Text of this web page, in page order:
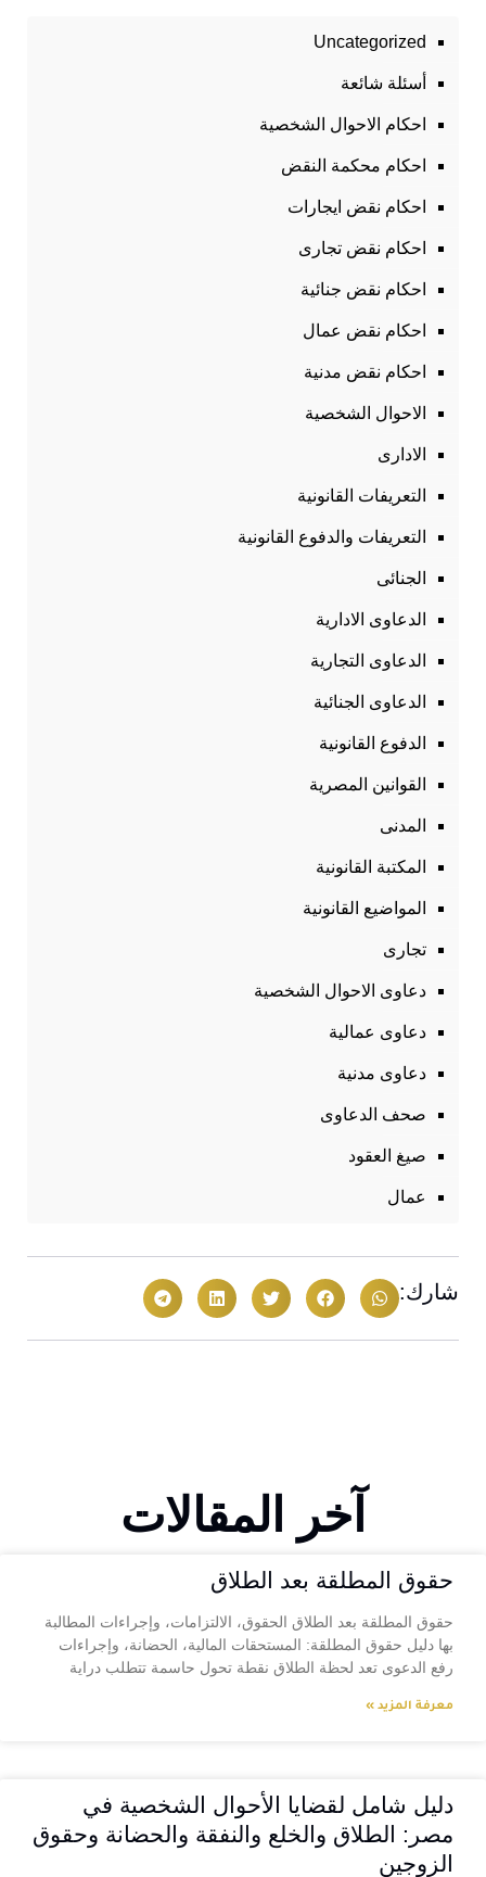
Uncategorized
أسئلة شائعة
احكام الاحوال الشخصية
احكام محكمة النقض
احكام نقض ايجارات
احكام نقض تجارى
احكام نقض جنائية
احكام نقض عمال
احكام نقض مدنية
الاحوال الشخصية
الادارى
التعريفات القانونية
التعريفات والدفوع القانونية
الجنائى
الدعاوى الادارية
الدعاوى التجارية
الدعاوى الجنائية
الدفوع القانونية
القوانين المصرية
المدنى
المكتبة القانونية
المواضيع القانونية
تجارى
دعاوى الاحوال الشخصية
دعاوى عمالية
دعاوى مدنية
صحف الدعاوى
صيغ العقود
عمال
شارك:
آخر المقالات
حقوق المطلقة بعد الطلاق
حقوق المطلقة بعد الطلاق الحقوق، الالتزامات، وإجراءات المطالبة
بها دليل حقوق المطلقة: المستحقات المالية، الحضانة، وإجراءات
رفع الدعوى تعد لحظة الطلاق نقطة تحول حاسمة تتطلب دراية
معرفة المزيد »
دليل شامل لقضايا الأحوال الشخصية في
مصر: الطلاق والخلع والنفقة والحضانة وحقوق
الزوجين